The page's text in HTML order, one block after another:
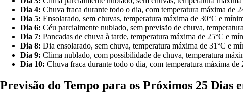
Dia 4: Chuva fraca durante todo o dia, com temperatura máxima de
Dia 5: Ensolarado, sem chuvas, temperatura máxima de 30°C e
Dia 6: Céu parcialmente nublado, sem previsão de chuva,
Dia 7: Pancadas de chuva à tarde, temperatura máxima de 25°C e
Dia 8: Dia ensolarado, sem chuva, temperatura máxima de 31°C e
Dia 9: Clima nublado, com possibilidade de chuva, temperatura
Dia 10: Chuva fraca durante todo o dia, com temperatura máxima de
Previsão do Tempo para os Próximos 25 Dias